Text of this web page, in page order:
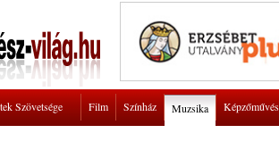
Szövetsége Film Színház Muzsika